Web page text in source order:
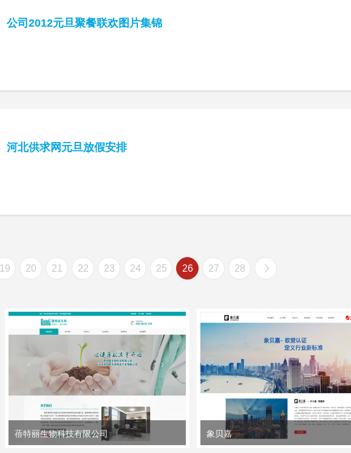
公司2012元旦聚餐联欢图片集锦
河北供求网元旦放假安排
19 20 21 22 23 24 25 26 27 28
蓓特丽生物科技有限公司 象贝嘉